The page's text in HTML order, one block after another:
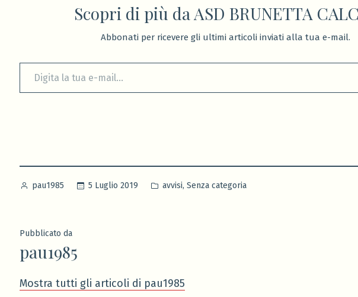
Scopri di più da ASD BRUNETTA
Abbonati per ricevere gli ultimi articoli inviati alla tua e-mail.
Digita la tua e-mail...
Pubblicato
pau1985 5 Luglio 2019
Pubblicato
avvisi, Senza categoria
Pubblicato da
pau1985
Mostra tutti gli articoli di pau1985